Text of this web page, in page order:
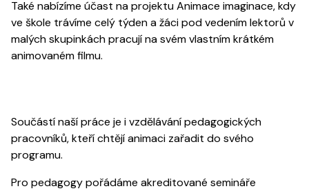
Také nabízíme účast na projektu Animace imaginace, kdy
ve škole trávíme celý týden a žáci pod vedením lektorů v
malých skupinkách pracují na svém vlastním krátkém
animovaném filmu.
Součástí naší práce je i vzdělávání pedagogických
pracovníků, kteří chtějí animaci zařadit do svého
programu.
Pro pedagogy pořádáme akreditované semináře